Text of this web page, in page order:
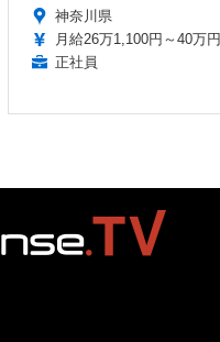
神奈川県
月給26万1,100円～40万円
正社員